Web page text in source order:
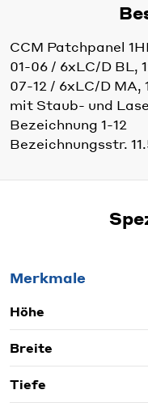
CCM Patchpanel
01-06 / 6xLC/D BL,
07-12 / 6xLC/D MA,
mit Staub- und
Bezeichnung 1-12
Bezeichnungsstr.
Merkmale
Höhe
Breite
Tiefe